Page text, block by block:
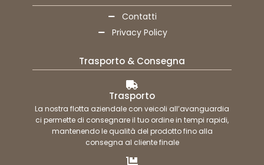
Contatti
Privacy Policy
Trasporto & Consegna
Trasporto
La nostra flotta aziendale con veicoli all’avanguardia
ci permette di consegnare il tuo ordine in tempi rapidi,
mantenendo le qualità del prodotto fino alla
consegna al cliente finale